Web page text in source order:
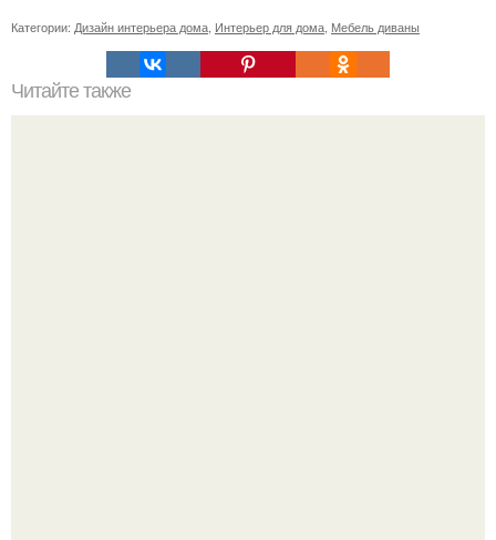
Категории: Дизайн интерьера дома Интерьер для дома Мебель диваны
Читайте также